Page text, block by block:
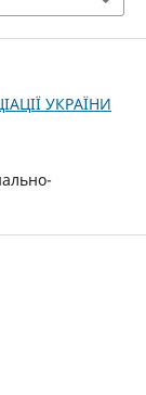
УКРАЇНИ